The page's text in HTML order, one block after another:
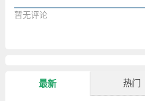
暂无评论
最新 热门